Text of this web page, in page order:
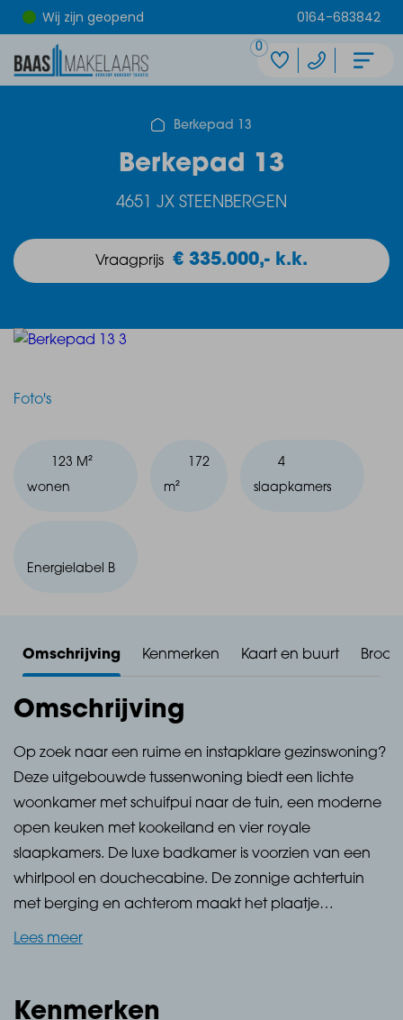
Wij zijn geopend 0164-683842
0
Berkepad 13
Berkepad 13
4651 JX STEENBERGEN
Vraagprijs € 335.000,- k.k.
Foto's
123 M²
wonen
172
m²
4
slaapkamers
Energielabel B
Omschrijving Kenmerken Kaart en buurt
Omschrijving
Op zoek naar een ruime en instapklare gezinswoning?
Deze uitgebouwde tussenwoning biedt een lichte
woonkamer met schuifpui naar de tuin, een moderne
open keuken met kookeiland en vier royale
slaapkamers. De luxe badkamer is voorzien van een
whirlpool en douchecabine. De zonnige achtertuin
met berging en achterom maakt het plaatje
compleet. Gelegen in een rustige, kindvriendelijke
Lees meer
Kenmerken